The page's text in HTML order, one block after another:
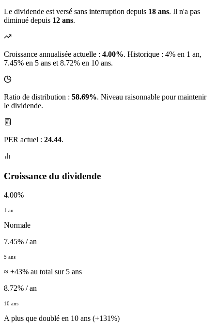
Le dividende est versé sans interruption depuis 18 ans. Il n'a pas
diminué depuis 12 ans.
Croissance annualisée actuelle : 4.00%. Historique : 4% en 1 an,
7.45% en 5 ans et 8.72% en 10 ans.
Ratio de distribution : 58.69%. Niveau raisonnable pour maintenir
le dividende.
PER actuel : 24.44.
Croissance du dividende
4.00%
1 an
Normale
7.45% / an
5 ans
≈ +43% au total sur 5 ans
8.72% / an
10 ans
A plus que doublé en 10 ans (+131%)